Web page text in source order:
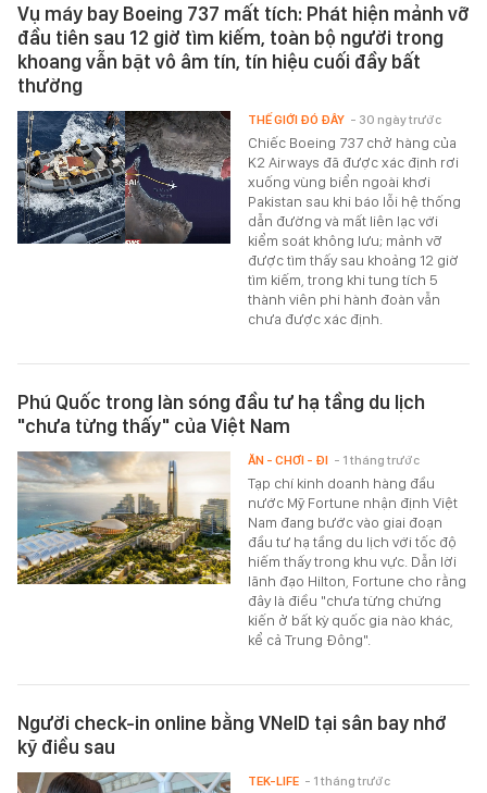
Vụ máy bay Boeing 737 mất tích: Phát hiện mảnh vỡ
đầu tiên sau 12 giờ tìm kiếm, toàn bộ người trong
khoang vẫn bặt vô âm tín, tín hiệu cuối đầy bất
thường
Chiếc Boeing 737 chở hàng của
K2 Airways đã được xác định rơi
xuống vùng biển ngoài khơi
Pakistan sau khi báo lỗi hệ thống
dẫn đường và mất liên lạc với
kiểm soát không lưu; mảnh vỡ
được tìm thấy sau khoảng 12 giờ
tìm kiếm, trong khi tung tích 5
thành viên phi hành đoàn vẫn
chưa được xác định.
THẾ GIỚI ĐÓ ĐÂY - 30 ngày trước
Phú Quốc trong làn sóng đầu tư hạ tầng du lịch
"chưa từng thấy" của Việt Nam
Tạp chí kinh doanh hàng đầu
nước Mỹ Fortune nhận định Việt
Nam đang bước vào giai đoạn
đầu tư hạ tầng du lịch với tốc độ
hiếm thấy trong khu vực. Dẫn lời
lãnh đạo Hilton, Fortune cho rằng
đây là điều "chưa từng chứng
kiến ở bất kỳ quốc gia nào khác,
kể cả Trung Đông".
ĂN - CHƠI - ĐI - 1 tháng trước
Người check-in online bằng VNeID tại sân bay nhớ
kỹ điều sau
TEK-LIFE - 1 tháng trước